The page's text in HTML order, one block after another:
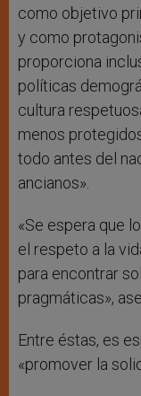
como objetivo
y como
proporciona
políticas
cultura
menos
todo antes del
ancianos».
«Se espera que
el respeto a la
para encontrar
pragmáticas»,
Entre éstas, es
«promover la